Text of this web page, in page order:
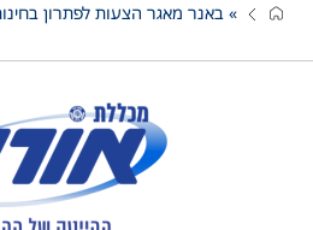
» באנר מאגר הצעות לפתרון